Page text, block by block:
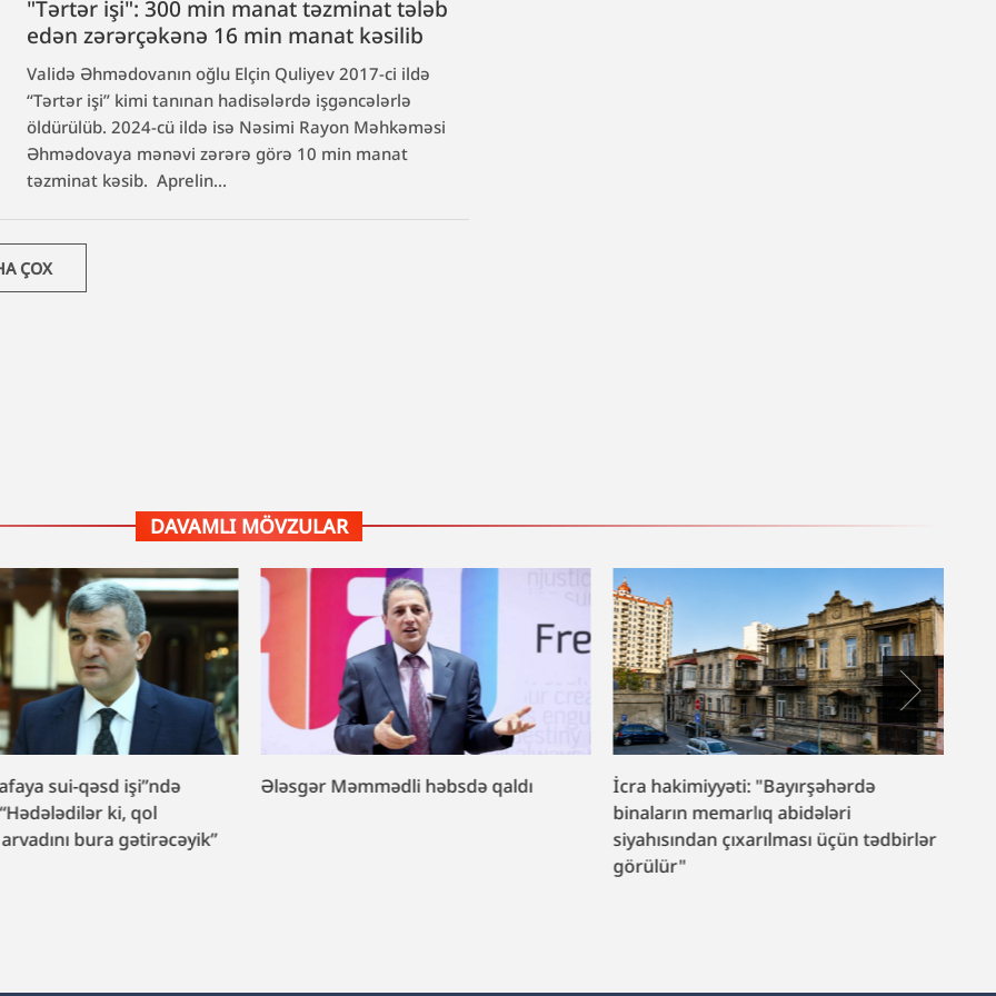
"Tərtər işi": 300 min manat təzminat tələb
edən zərərçəkənə 16 min manat kəsilib
Validə Əhmədovanın oğlu Elçin Quliyev 2017-ci ildə
“Tərtər işi” kimi tanınan hadisələrdə işgəncələrlə
öldürülüb. 2024-cü ildə isə Nəsimi Rayon Məhkəməsi
Əhmədovaya mənəvi zərərə görə 10 min manat
təzminat kəsib. Aprelin...
ÇOX
DAVAMLI MÖVZULAR
sui-qəsd işi”ndə
ki, qol
bura gətirəcəyik”
Ələsgər Məmmədli həbsdə qaldı
İcra hakimiyyəti: "Bayırşəhərdə
binaların memarlıq abidələri
siyahısından çıxarılması üçün tədbirlər
görülür"